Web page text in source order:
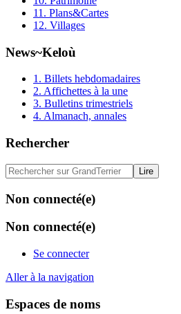
11. Plans&Cartes
12. Villages
News~Keloù
1. Billets hebdomadaires
2. Affichettes à la une
3. Bulletins trimestriels
4. Almanach, annales
Rechercher
Non connecté(e)
Non connecté(e)
Se connecter
Aller à la navigation
Espaces de noms